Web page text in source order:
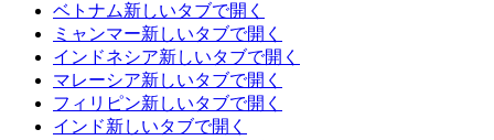
ベトナム新しいタブで開く
ミャンマー新しいタブで開く
インドネシア新しいタブで開く
マレーシア新しいタブで開く
フィリピン新しいタブで開く
インド新しいタブで開く